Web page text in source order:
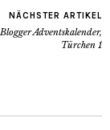
NÄCHSTER ARTIKEL
Adventskalender,
Türchen 1